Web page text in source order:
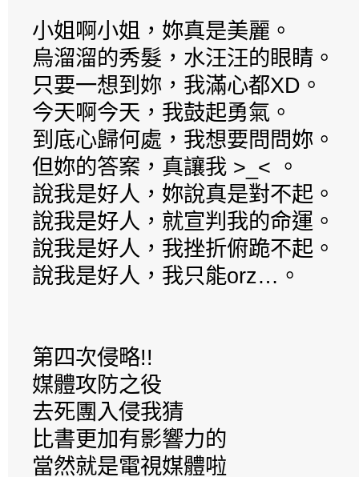
小姐啊小姐，妳真是美麗。
烏溜溜的秀髮，水汪汪的眼睛。
只要一想到妳，我滿心都XD。
今天啊今天，我鼓起勇氣。
到底心歸何處，我想要問問妳。
但妳的答案，真讓我 >_< 。
說我是好人，妳說真是對不起。
說我是好人，就宣判我的命運。
說我是好人，我挫折俯跪不起。
說我是好人，我只能orz…。
第四次侵略!!
媒體攻防之役
去死團入侵我猜
比書更加有影響力的
當然就是電視媒體啦